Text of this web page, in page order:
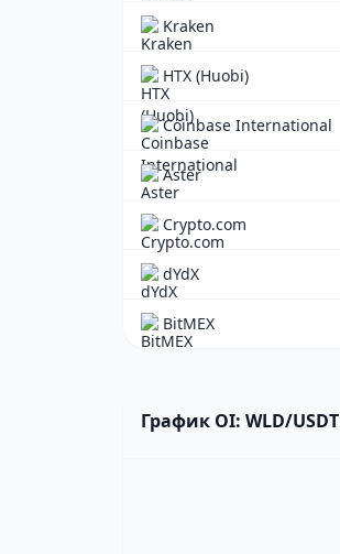
Kraken
HTX (Huobi)
Coinbase International
Aster
Crypto.com
dYdX
BitMEX
График OI: WLD/USDT